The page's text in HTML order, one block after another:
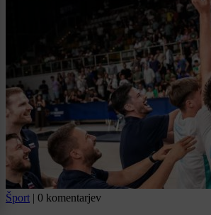
Šport | 0 komentarjev